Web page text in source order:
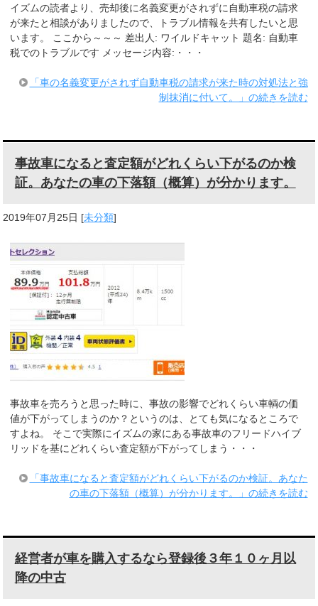
イズムの読者より、売却後に名義変更がされずに自動車税の請求
が来たと相談がありましたので、トラブル情報を共有したいと思
います。 ここから～～～ 差出人: ワイルドキャット 題名: 自動車
税でのトラブルです メッセージ内容:・・・
「車の名義変更がされず自動車税の請求が来た時の対処法と強
制抹消に付いて。」の続きを読む
事故車になると査定額がどれくらい下がるのか検
証。あなたの車の下落額（概算）が分かります。
2019年07月25日 [未分類]
事故車を売ろうと思った時に、事故の影響でどれくらい車輌の価
値が下がってしまうのか？というのは、とても気になるところで
すよね。 そこで実際にイズムの家にある事故車のフリードハイブ
リッドを基にどれくらい査定額が下がってしまう・・・
「事故車になると査定額がどれくらい下がるのか検証。あなた
の車の下落額（概算）が分かります。」の続きを読む
経営者が車を購入するなら登録後３年１０ヶ月以
降の中古